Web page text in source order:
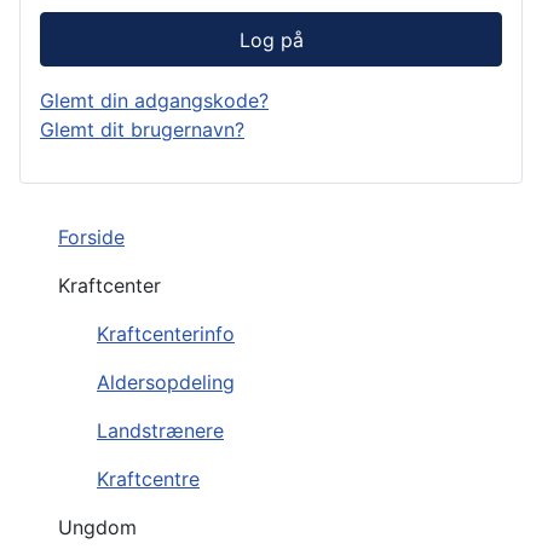
Forside
Kraftcenter
Kraftcenterinfo
Aldersopdeling
Landstrænere
Kraftcentre
Ungdom
Log på
Glemt din adgangskode?
Glemt dit brugernavn?